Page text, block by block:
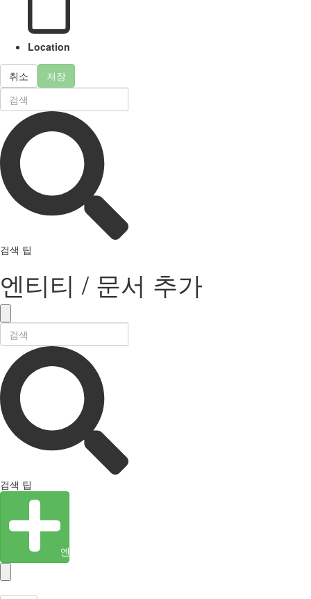
Location
취소 저장
검색 팁
엔티티 / 문서 추가
검색 팁
엔티티 생성